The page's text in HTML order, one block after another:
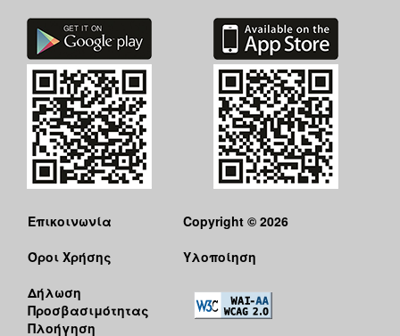
Επικοινωνία
Όροι Χρήσης
Δήλωση
Προσβασιμότητας
Πλοήγηση
Copyright © 2026
Υλοποίηση